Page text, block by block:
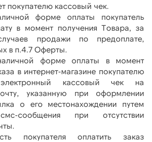
покупателю кассовый чек.
форме оплаты покупатель
в момент получения Товара, за
продажи по предоплате,
в п.4.7 Оферты.
форме оплаты в момент
в интернет-магазине покупателю
электронный кассовый чек на
указанную при оформлении
о его местонахождении путем
сообщения при отсутствии
покупателя оплатить заказ